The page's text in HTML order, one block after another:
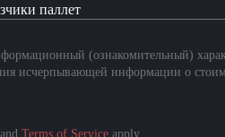
паллет
(ознакомительный)
исчерпывающей информации о
and Terms of Service apply.